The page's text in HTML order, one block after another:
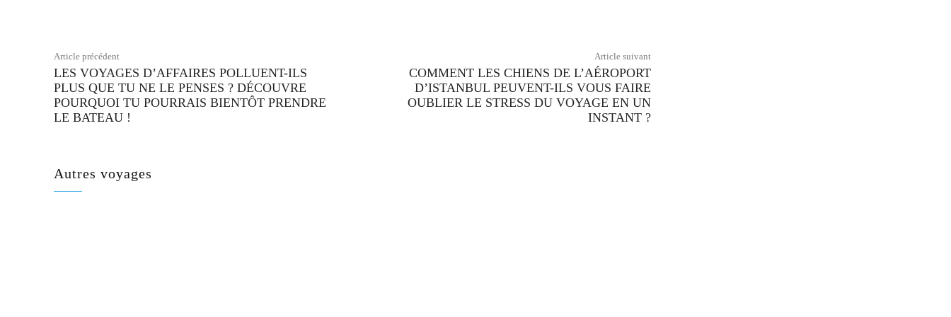
Article précédent
LES VOYAGES D’AFFAIRES POLLUENT-ILS
PLUS QUE TU NE LE PENSES ? DÉCOUVRE
POURQUOI TU POURRAIS BIENTÔT PRENDRE
LE BATEAU !
Article suivant
COMMENT LES CHIENS DE L’AÉROPORT
D’ISTANBUL PEUVENT-ILS VOUS FAIRE
OUBLIER LE STRESS DU VOYAGE EN UN
INSTANT ?
Autres voyages